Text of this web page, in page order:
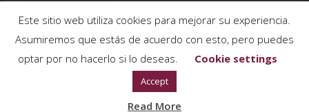
© 2026 UB School of Sociology.Política de cookies
Este sitio web utiliza cookies para mejorar su experiencia.
Asumiremos que estás de acuerdo con esto, pero puedes
optar por no hacerlo si lo deseas.
Cookie settings
Accept
Read More